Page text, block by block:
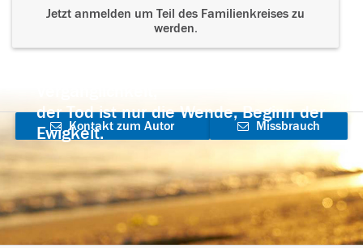
Jetzt anmelden um Teil des Familienkreises zu
werden.
der Tod ist nur die Wende, Beginn der
Ewigkeit.
Kontakt zum Autor
aufnehmen
Missbrauch